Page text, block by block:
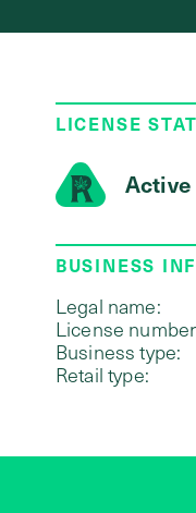
LICENSE
Active
BUSINESS
Legal name:
License
Business type:
Retail type: